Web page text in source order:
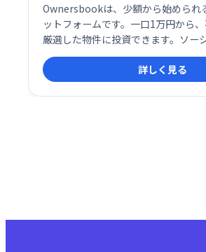
Ownersbookは、少額から始められ
ットフォームです。一口1万円から
厳選した物件に投資できます。ソー
グや不動産クラウドファンディング
投資家が参加可能です。ロードスタ
会社が運営し、信頼性の高いサービ
す。初心者の方でも安心して始めら
詳しく見る